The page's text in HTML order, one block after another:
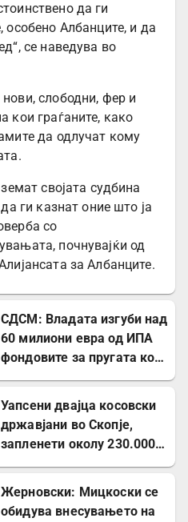
да ги
особено Албанците, и да
се наведува во
слободни, фер и
кои граѓаните, како
да одлучат кому
својата судбина
ги казнат оние што ја
со
почнувајќи од
за Албанците.
СДСМ: Владата изгуби над
60 милиони евра од ИПА
фондовите за пругата кон
Уапсени двајца косовски
државјани во Скопје,
запленети околу 230.000
Жерновски: Мицкоски се
обидува внесувањето на